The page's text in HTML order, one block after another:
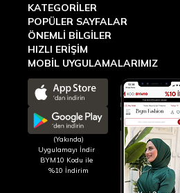
KATEGORILER
POPÜLER SAYFALAR
ÖNEMLI BILGILER
HIZLI ERIŞIM
MOBİL UYGULAMALARIMIZ
(Yakında)
Uygulamayı İndir
BYM10 Kodu ile
%10 İndirim